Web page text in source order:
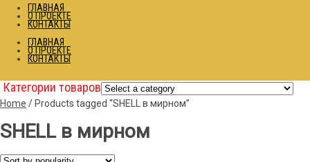
ГЛАВНАЯ
О ПРОЕКТЕ
КОНТАКТЫ
ГЛАВНАЯ
О ПРОЕКТЕ
КОНТАКТЫ
Категории товаров
Home / Products tagged “SHELL в мирном”
SHELL в мирном